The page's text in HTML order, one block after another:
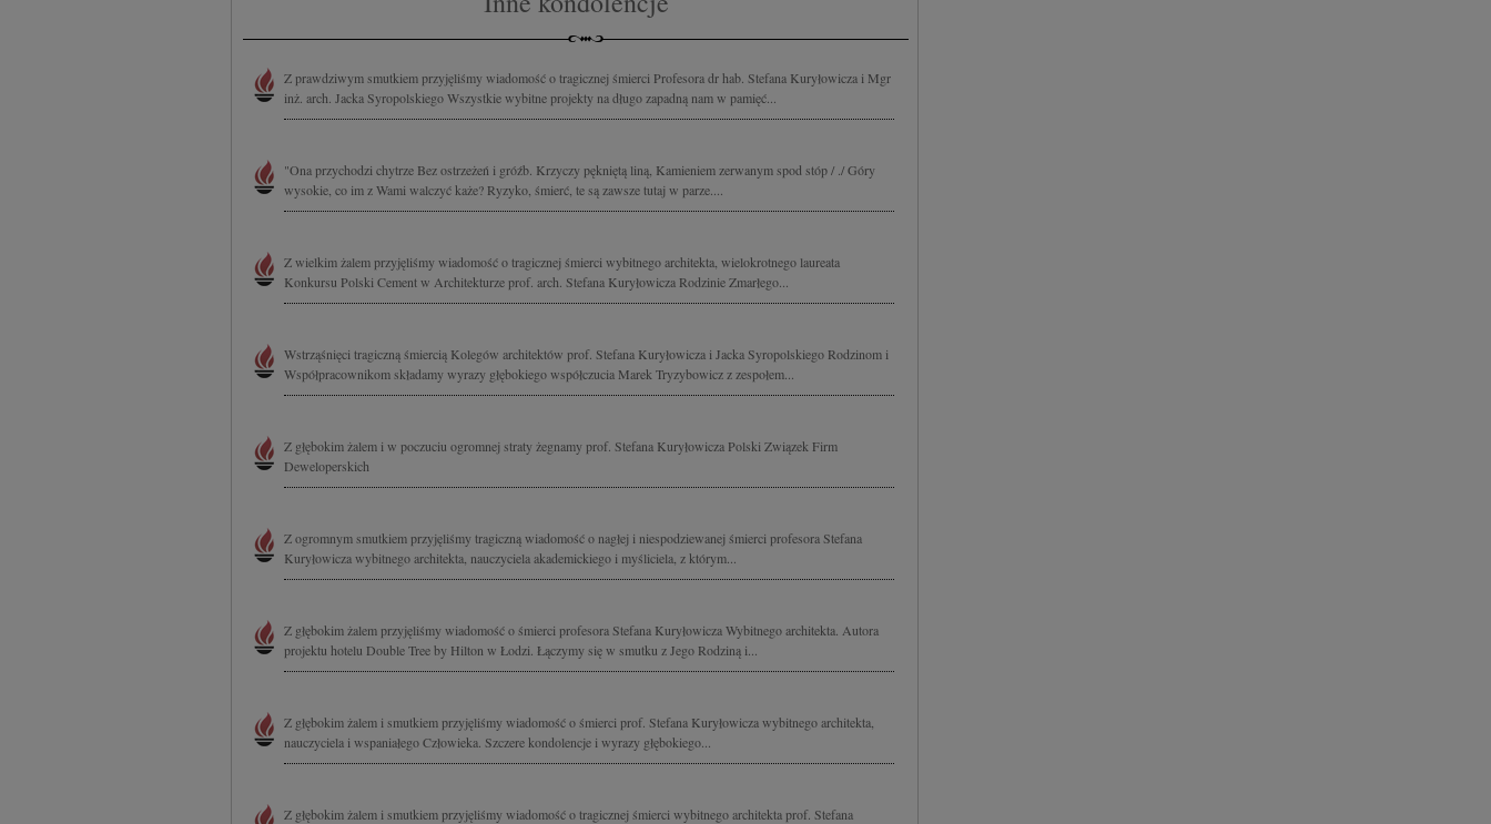
Z prawdziwym smutkiem przyjęliśmy wiadomość o tragicznej śmierci Profesora dr hab. Stefana Kuryłowicza i Mgr
inż. arch. Jacka Syropolskiego Wszystkie wybitne projekty na długo zapadną nam w pamięć...
"Ona przychodzi chytrze Bez ostrzeżeń i gróźb. Krzyczy pękniętą liną, Kamieniem zerwanym spod stóp / ./ Góry
wysokie, co im z Wami walczyć każe? Ryzyko, śmierć, te są zawsze tutaj w parze....
Z wielkim żalem przyjęliśmy wiadomość o tragicznej śmierci wybitnego architekta, wielokrotnego laureata
Konkursu Polski Cement w Architekturze prof. arch. Stefana Kuryłowicza Rodzinie Zmarłego...
Wstrząśnięci tragiczną śmiercią Kolegów architektów prof. Stefana Kuryłowicza i Jacka Syropolskiego Rodzinom i
Współpracownikom składamy wyrazy głębokiego współczucia Marek Tryzybowicz z zespołem...
Z głębokim żalem i w poczuciu ogromnej straty żegnamy prof. Stefana Kuryłowicza Polski Związek Firm
Deweloperskich
Z ogromnym smutkiem przyjęliśmy tragiczną wiadomość o nagłej i niespodziewanej śmierci profesora Stefana
Kuryłowicza wybitnego architekta, nauczyciela akademickiego i myśliciela, z którym...
Z głębokim żalem przyjęliśmy wiadomość o śmierci profesora Stefana Kuryłowicza Wybitnego architekta. Autora
projektu hotelu Double Tree by Hilton w Łodzi. Łączymy się w smutku z Jego Rodziną i...
Z głębokim żalem i smutkiem przyjęliśmy wiadomość o śmierci prof. Stefana Kuryłowicza wybitnego architekta,
nauczyciela i wspaniałego Człowieka. Szczere kondolencje i wyrazy głębokiego...
Z głębokim żalem i smutkiem przyjęliśmy wiadomość o tragicznej śmierci wybitnego architekta prof. Stefana
treści, badnie odbiorców i ulepszanie usług.Lista Zaufanych Partnerów